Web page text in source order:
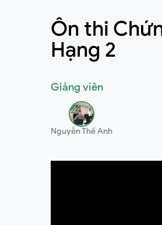
Ôn thi
Hạng 2
Giảng viên
Nguyễn Thế Anh